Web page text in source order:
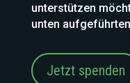
unterstützen
unten
Jetzt spenden